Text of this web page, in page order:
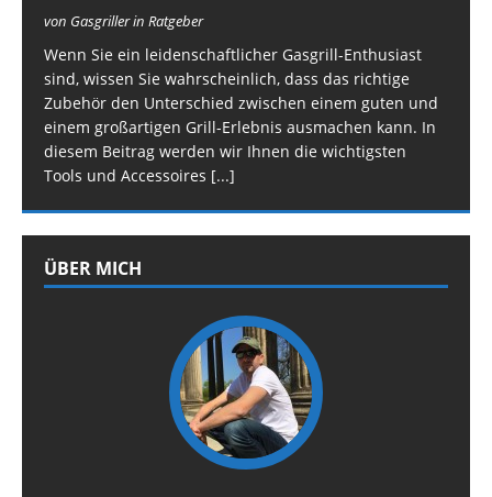
von Gasgriller in Ratgeber
Wenn Sie ein leidenschaftlicher Gasgrill-Enthusiast
sind, wissen Sie wahrscheinlich, dass das richtige
Zubehör den Unterschied zwischen einem guten und
einem großartigen Grill-Erlebnis ausmachen kann. In
diesem Beitrag werden wir Ihnen die wichtigsten
Tools und Accessoires [...]
ÜBER MICH